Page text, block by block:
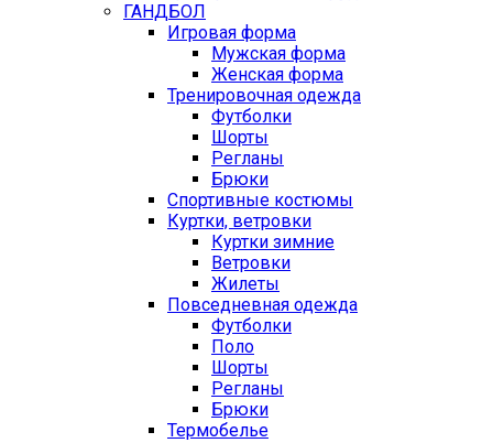
ГАНДБОЛ
Игровая форма
Мужская форма
Женская форма
Тренировочная одежда
Футболки
Шорты
Регланы
Брюки
Спортивные костюмы
Куртки, ветровки
Куртки зимние
Ветровки
Жилеты
Повседневная одежда
Футболки
Поло
Шорты
Регланы
Брюки
Термобелье